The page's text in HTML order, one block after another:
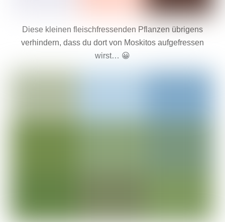
Diese kleinen fleischfressenden Pflanzen übrigens
verhindern, dass du dort von Moskitos aufgefressen
wirst… 😀